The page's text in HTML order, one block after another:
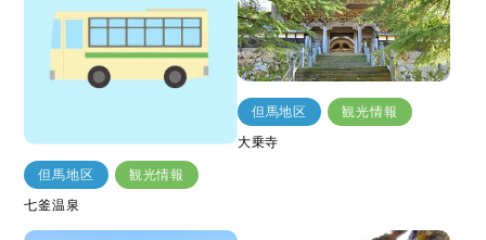
但馬地区
観光情報
七釜温泉
但馬地区
観光情報
大乗寺